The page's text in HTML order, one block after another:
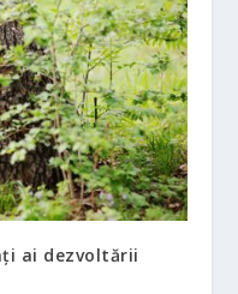
ai dezvoltării